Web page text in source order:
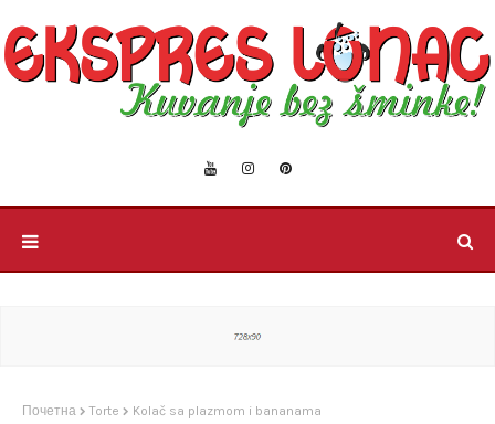
Почетна Torte Kolač sa plazmom i bananama